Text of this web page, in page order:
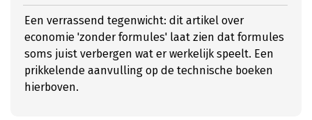
Een verrassend tegenwicht: dit artikel over
economie 'zonder formules' laat zien dat formules
soms juist verbergen wat er werkelijk speelt. Een
prikkelende aanvulling op de technische boeken
hierboven.